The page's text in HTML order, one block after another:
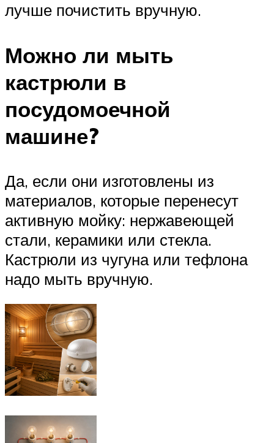
лучше почистить вручную.
Можно ли мыть
кастрюли в
посудомоечной
машине?
Да, если они изготовлены из
материалов, которые перенесут
активную мойку: нержавеющей
стали, керамики или стекла.
Кастрюли из чугуна или тефлона
надо мыть вручную.